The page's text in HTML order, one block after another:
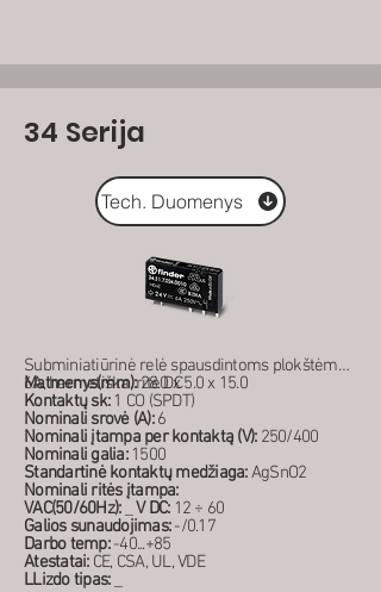
34 Serija
Tech. Duomenys
Subminiatiūrinė relė spausdintoms plokštėms,
6A, hermetiška, ritė DC
Matmenys(mm):28.0 x 5.0 x 15.0
Kontaktų sk:1 CO (SPDT)
Nominali srovė (A):6
Nominali įtampa per kontaktą (V):250/400
Nominali galia:1500
Standartinė kontaktų medžiaga:AgSnO2
Nominali ritės įtampa:
VAC(50/60Hz):_ V DC:12 ÷ 60
Galios sunaudojimas:-/0.17
Darbo temp:-40...+85
Atestatai:CE, CSA, UL, VDE
LLizdo tipas: